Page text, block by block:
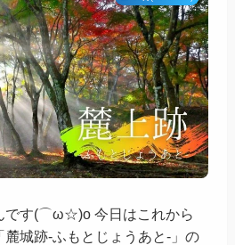
町上南】変わった神頼みか
11月(November)